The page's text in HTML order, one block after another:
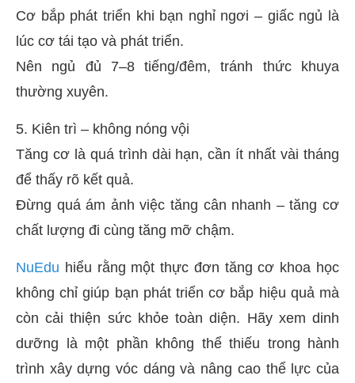
Cơ bắp phát triển khi bạn nghỉ ngơi – giấc ngủ là
lúc cơ tái tạo và phát triển.
Nên ngủ đủ 7–8 tiếng/đêm, tránh thức khuya
thường xuyên.
5. Kiên trì – không nóng vội
Tăng cơ là quá trình dài hạn, cần ít nhất vài tháng
để thấy rõ kết quả.
Đừng quá ám ảnh việc tăng cân nhanh – tăng cơ
chất lượng đi cùng tăng mỡ chậm.
NuEdu hiểu rằng một thực đơn tăng cơ khoa học
không chỉ giúp bạn phát triển cơ bắp hiệu quả mà
còn cải thiện sức khỏe toàn diện. Hãy xem dinh
dưỡng là một phần không thể thiếu trong hành
trình xây dựng vóc dáng và nâng cao thể lực của